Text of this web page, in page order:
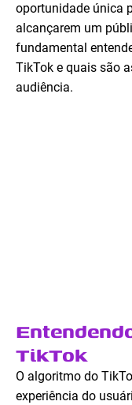
oportunidade única
alcançarem um
fundamental
TikTok e quais são
audiência.
TikTok
O algoritmo do
experiência do